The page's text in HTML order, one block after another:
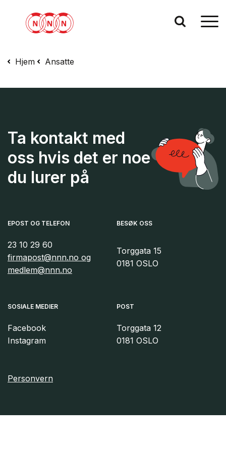
Hjem Ansatte
Ta kontakt med
oss hvis det er noe
du lurer på
EPOST OG TELEFON
23 10 29 60
firmapost@nnn.no og
medlem@nnn.no
SOSIALE MEDIER
Facebook
Instagram
BESØK OSS
Torggata 15
0181 OSLO
POST
Torggata 12
0181 OSLO
Personvern